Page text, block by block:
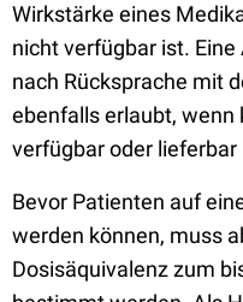
Wirkstärke eines
nicht verfügbar ist.
nach Rücksprache mit
ebenfalls erlaubt, wenn
verfügbar oder lieferbar
Bevor Patienten auf
werden können, muss
Dosisäquivalenz zum